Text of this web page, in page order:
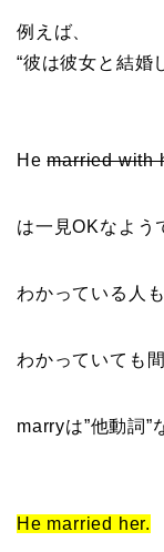
例えば、
“彼は彼女と結婚
Hemarried with
は一見OKなよう
わかっている人も
わかっていても
marryは”他動詞”
He married her.